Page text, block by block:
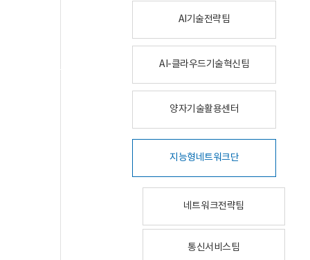
AI기술전략팀
AI-클라우드기술혁신팀
양자기술활용센터
지능형네트워크단
네트워크전략팀
통신서비스팀